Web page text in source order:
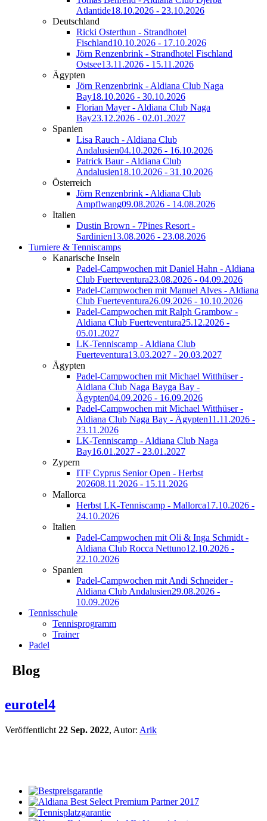
Atlantide18.10.2026 - 23.10.2026
Deutschland
Ricki Osterthun - Strandhotel
Fischland10.10.2026 - 17.10.2026
Jörn Renzenbrink - Strandhotel Fischland
Ostsee13.11.2026 - 15.11.2026
Ägypten
Jörn Renzenbrink - Aldiana Club Naga
Bay18.10.2026 - 30.10.2026
Florian Mayer - Aldiana Club Naga
Bay23.12.2026 - 02.01.2027
Spanien
Lisa Rauch - Aldiana Club
Andalusien04.10.2026 - 16.10.2026
Patrick Baur - Aldiana Club
Andalusien18.10.2026 - 31.10.2026
Österreich
Jörn Renzenbrink - Aldiana Club
Ampflwang09.08.2026 - 14.08.2026
Italien
Dustin Brown - 7Pines Resort -
Sardinien13.08.2026 - 23.08.2026
Turniere & Tenniscamps
Kanarische Inseln
Padel-Campwochen mit Daniel Hahn - Aldiana
Club Fuerteventura23.08.2026 - 04.09.2026
Padel-Campwochen mit Manuel Alves - Aldiana
Club Fuerteventura26.09.2026 - 10.10.2026
Padel-Campwochen mit Ralph Grambow -
Aldiana Club Fuerteventura25.12.2026 -
05.01.2027
LK-Tenniscamp - Aldiana Club
Fuerteventura13.03.2027 - 20.03.2027
Ägypten
Padel-Campwochen mit Michael Witthüser -
Aldiana Club Naga Bayga Bay -
Ägypten04.09.2026 - 16.09.2026
Padel-Campwochen mit Michael Witthüser -
Aldiana Club Naga Bay - Ägypten11.11.2026 -
23.11.2026
LK-Tenniscamp - Aldiana Club Naga
Bay16.01.2027 - 23.01.2027
Zypern
ITF Cyprus Senior Open - Herbst
202608.11.2026 - 15.11.2026
Mallorca
Herbst LK-Tenniscamp - Mallorca17.10.2026 -
24.10.2026
Italien
Padel-Campwochen mit Oli & Inga Schmidt -
Aldiana Club Rocca Nettuno12.10.2026 -
22.10.2026
Spanien
Padel-Campwochen mit Andi Schneider -
Aldiana Club Andalusien29.08.2026 -
10.09.2026
Tennisschule
Tennisprogramm
Trainer
Padel
Blog
eurotel4
Veröffentlicht 22 Sep. 2022, Autor: Arik